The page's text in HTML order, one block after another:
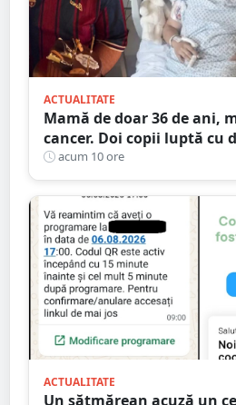
ACTUALITATE
Mamă de doar 36 de ani,
cancer. Doi copii luptă cu
salveze mama: „Nu o
acum 10 ore
ACTUALITATE
Un sătmărean acuză un